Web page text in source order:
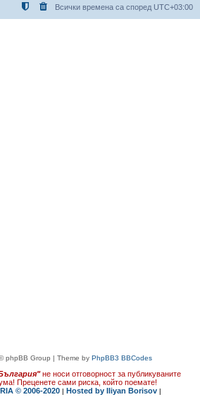
Всички времена са според UTC+03:00
phpBB Group | Theme by PhpBB3 BBCodes
не носи отговорност за публикуваните
Преценете сами риска, който поемате!
© 2006-2020 | Hosted by Iliyan Borisov |